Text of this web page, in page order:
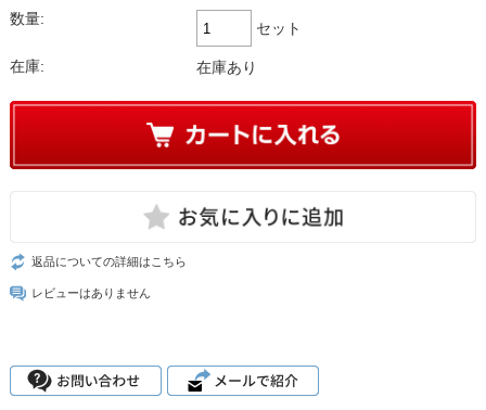
数量:
セット
在庫: 在庫あり
返品についての詳細はこちら
レビューはありません